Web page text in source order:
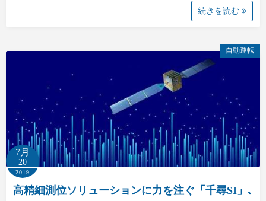
続きを読む
自動運転
7月
20
2019
高精細測位ソリューションに力を注ぐ「千尋SI」､